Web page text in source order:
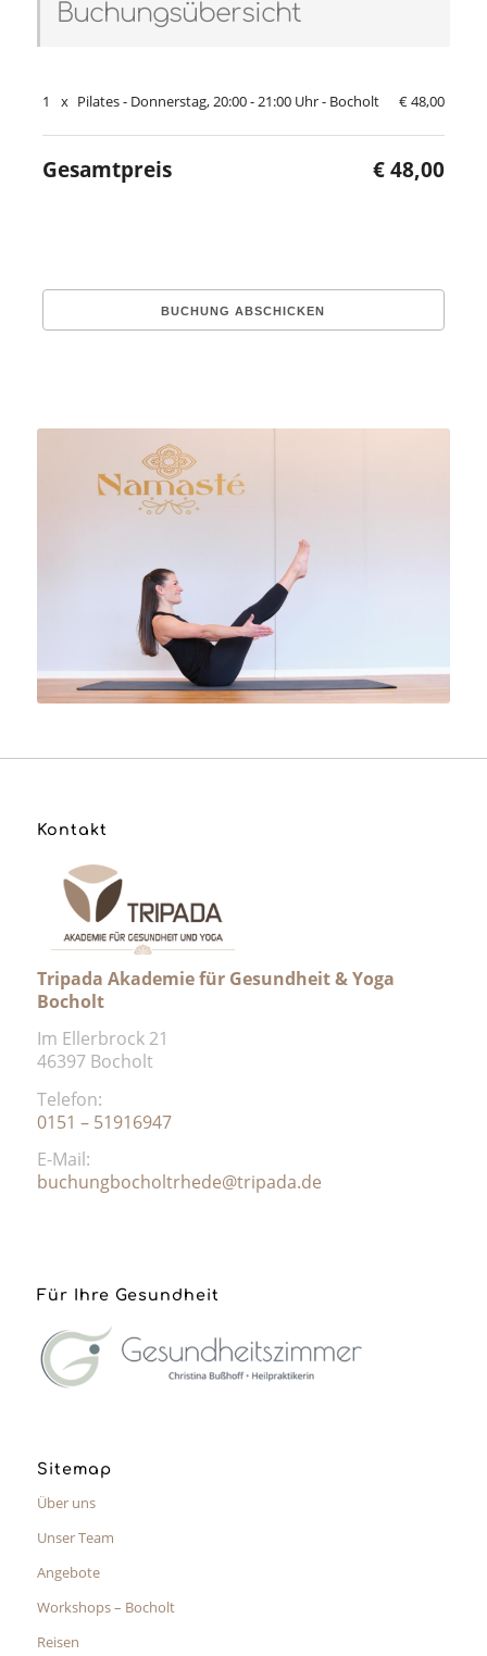
Buchungsübersicht
1 x Pilates - Donnerstag, 20:00 - 21:00 Uhr - Bocholt € 48,00
Gesamtpreis € 48,00
Kontakt
Tripada Akademie für Gesundheit & Yoga
Bocholt
Im Ellerbrock 21
46397 Bocholt
Telefon:
0151 – 51916947
E-Mail:
buchungbocholtrhede@tripada.de
Für Ihre Gesundheit
Sitemap
Über uns
Unser Team
Angebote
Workshops – Bocholt
Reisen